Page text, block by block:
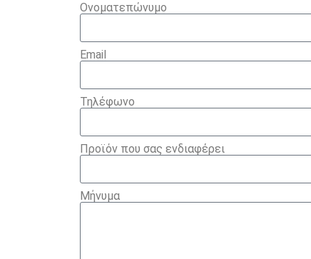
Ονοματεπώνυμο
Email
Τηλέφωνο
Προϊόν που σας ενδιαφέρει
Μήνυμα